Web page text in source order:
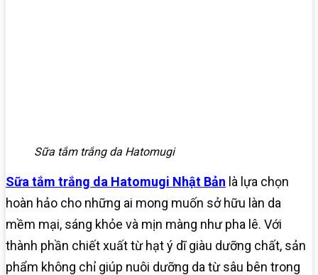
Sữa tắm trắng da Hatomugi
Sữa tắm trắng da Hatomugi Nhật Bản là lựa chọn
hoàn hảo cho những ai mong muốn sở hữu làn da
mềm mại, sáng khỏe và mịn màng như pha lê. Với
thành phần chiết xuất từ hạt ý dĩ giàu dưỡng chất, sản
phẩm không chỉ giúp nuôi dưỡng da từ sâu bên trong